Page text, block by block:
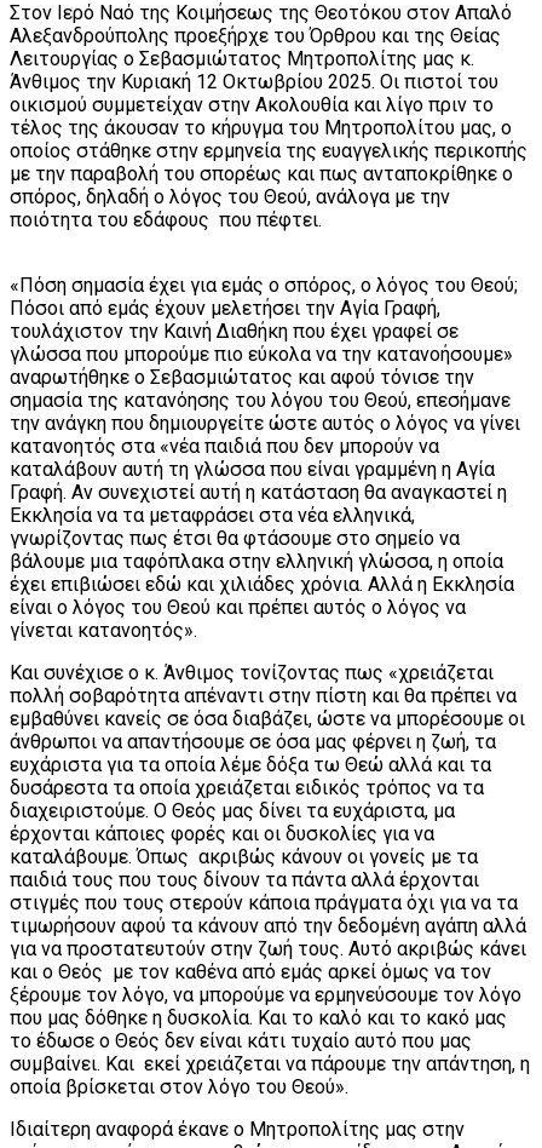
Στον Ιερό Ναό της Κοιμήσεως της Θεοτόκου στον Απαλό
Αλεξανδρούπολης προεξήρχε του Όρθρου και της Θείας
Λειτουργίας ο Σεβασμιώτατος Μητροπολίτης μας κ.
Άνθιμος την Κυριακή 12 Οκτωβρίου 2025. Οι πιστοί του
οικισμού συμμετείχαν στην Ακολουθία και λίγο πριν το
τέλος της άκουσαν το κήρυγμα του Μητροπολίτου μας, ο
οποίος στάθηκε στην ερμηνεία της ευαγγελικής περικοπής
με την παραβολή του σπορέως και πως ανταποκρίθηκε ο
σπόρος, δηλαδή ο λόγος του Θεού, ανάλογα με την
ποιότητα του εδάφους που πέφτει.
«Πόση σημασία έχει για εμάς ο σπόρος, ο λόγος του Θεού;
Πόσοι από εμάς έχουν μελετήσει την Αγία Γραφή,
τουλάχιστον την Καινή Διαθήκη που έχει γραφεί σε
γλώσσα που μπορούμε πιο εύκολα να την κατανοήσουμε»
αναρωτήθηκε ο Σεβασμιώτατος και αφού τόνισε την
σημασία της κατανόησης του λόγου του Θεού, επεσήμανε
την ανάγκη που δημιουργείτε ώστε αυτός ο λόγος να γίνει
κατανοητός στα «νέα παιδιά που δεν μπορούν να
καταλάβουν αυτή τη γλώσσα που είναι γραμμένη η Αγία
Γραφή. Αν συνεχιστεί αυτή η κατάσταση θα αναγκαστεί η
Εκκλησία να τα μεταφράσει στα νέα ελληνικά,
γνωρίζοντας πως έτσι θα φτάσουμε στο σημείο να
βάλουμε μια ταφόπλακα στην ελληνική γλώσσα, η οποία
έχει επιβιώσει εδώ και χιλιάδες χρόνια. Αλλά η Εκκλησία
είναι ο λόγος του Θεού και πρέπει αυτός ο λόγος να
γίνεται κατανοητός».
Και συνέχισε ο κ. Άνθιμος τονίζοντας πως «χρειάζεται
πολλή σοβαρότητα απέναντι στην πίστη και θα πρέπει να
εμβαθύνει κανείς σε όσα διαβάζει, ώστε να μπορέσουμε οι
άνθρωποι να απαντήσουμε σε όσα μας φέρνει η ζωή, τα
ευχάριστα για τα οποία λέμε δόξα τω Θεώ αλλά και τα
δυσάρεστα τα οποία χρειάζεται ειδικός τρόπος να τα
διαχειριστούμε. Ο Θεός μας δίνει τα ευχάριστα, μα
έρχονται κάποιες φορές και οι δυσκολίες για να
καταλάβουμε. Όπως ακριβώς κάνουν οι γονείς με τα
παιδιά τους που τους δίνουν τα πάντα αλλά έρχονται
στιγμές που τους στερούν κάποια πράγματα όχι για να τα
τιμωρήσουν αφού τα κάνουν από την δεδομένη αγάπη αλλά
για να προστατευτούν στην ζωή τους. Αυτό ακριβώς κάνει
και ο Θεός με τον καθένα από εμάς αρκεί όμως να τον
ξέρουμε τον λόγο, να μπορούμε να ερμηνεύσουμε τον λόγο
που μας δόθηκε η δυσκολία. Και το καλό και το κακό μας
το έδωσε ο Θεός δεν είναι κάτι τυχαίο αυτό που μας
συμβαίνει. Και εκεί χρειάζεται να πάρουμε την απάντηση, η
οποία βρίσκεται στον λόγο του Θεού».
Ιδιαίτερη αναφορά έκανε ο Μητροπολίτης μας στην